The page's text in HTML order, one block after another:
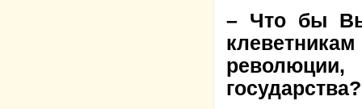
– Что бы Вы
революции,
государства?